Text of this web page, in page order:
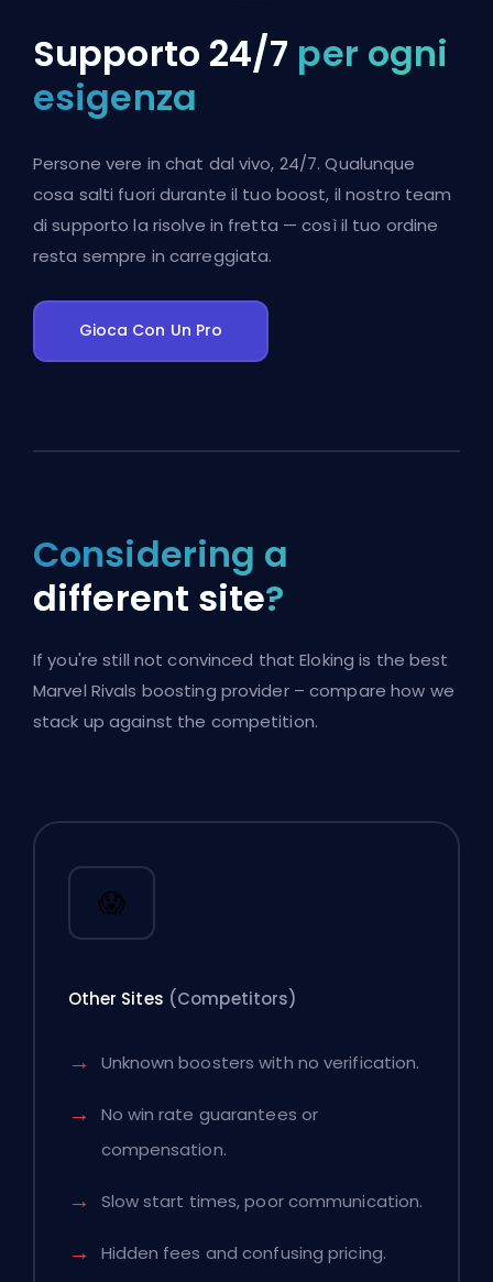
Supporto 24/7 per ogni
esigenza
Persone vere in chat dal vivo, 24/7. Qualunque
cosa salti fuori durante il tuo boost, il nostro team
di supporto la risolve in fretta — così il tuo ordine
resta sempre in carreggiata.
Gioca Con Un Pro
Considering a
different site?
If you're still not convinced that Eloking is the best
Marvel Rivals boosting provider – compare how we
stack up against the competition.
😱
Other Sites (Competitors)
Unknown boosters with no verification.
No win rate guarantees or
compensation.
Slow start times, poor communication.
Hidden fees and confusing pricing.